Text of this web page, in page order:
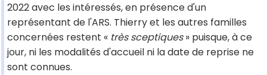
2022 avec les intéressés, en présence d'un
représentant de l'ARS. Thierry et les autres familles
concernées restent « très sceptiques» puisque, à ce
jour, ni les modalités d'accueil ni la date de reprise ne
sont connues.